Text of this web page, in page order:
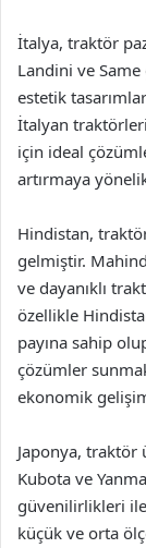
İtalya, traktör
Landini ve
estetik
İtalyan
için ideal
artırmaya
Hindistan,
gelmiştir.
ve dayanıklı
özellikle
payına sahip
çözümler
ekonomik
Japonya,
Kubota ve
güvenilirlikleri
küçük ve orta